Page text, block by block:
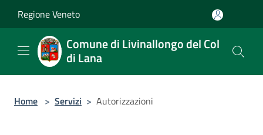
Regione Veneto
Comune di Livinallongo del Col
di Lana
Home > Servizi > Autorizzazioni